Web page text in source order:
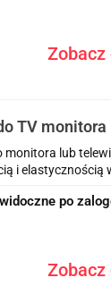
Zobacz
TV
monitora lub
i
po
Zobacz